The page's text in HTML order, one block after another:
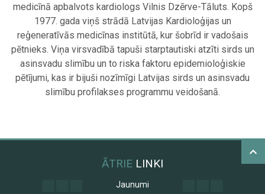
medicīnā apbalvots kardiologs Vilnis Dzērve-Tāluts. Kopš
1977. gada viņš strādā Latvijas Kardioloģijas un
reģeneratīvās medicīnas institūtā, kur šobrīd ir vadošais
pētnieks. Viņa virsvadībā tapuši starptautiski atzīti sirds un
asinsvadu slimību un to riska faktoru epidemioloģiskie
pētījumi, kas ir bijuši nozīmīgi Latvijas sirds un asinsvadu
slimību profilakses programmu veidošanā.
ĀTRIE LINKI
Jaunumi